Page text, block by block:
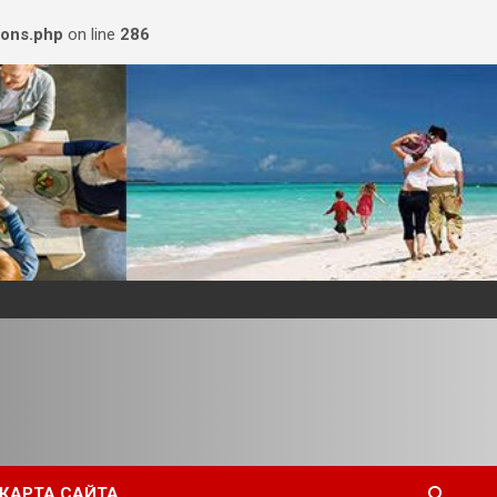
on line 286